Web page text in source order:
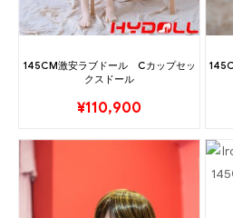
145CM激安ラブドール Cカップセッ
クスドール
¥110,900